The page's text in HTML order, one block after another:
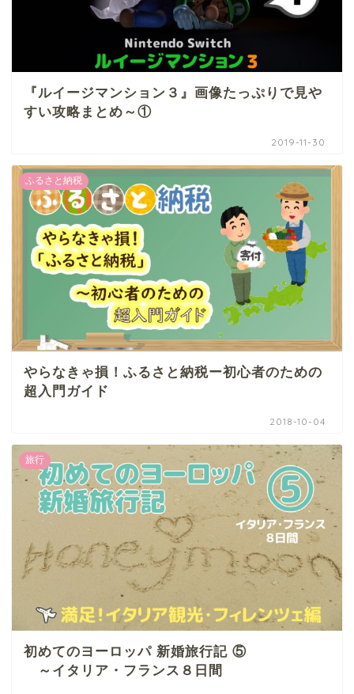
『ルイージマンション３』画像たっぷりで見や
すい攻略まとめ～①
2019-11-30
ふるさと納税
やらなきゃ損！ふるさと納税ー初心者のための
超入門ガイド
2018-10-04
旅行
初めてのヨーロッパ 新婚旅行記 ⑤
～イタリア・フランス８日間